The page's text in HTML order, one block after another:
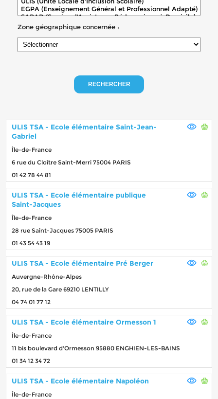
Zone géographique concernée :
RECHERCHER
ULIS TSA - Ecole élémentaire Saint-Jean-
Gabriel
Île-de-France
6 rue du Cloître Saint-Merri 75004 PARIS
01 42 78 44 81
ULIS TSA - Ecole élémentaire publique
Saint-Jacques
Île-de-France
28 rue Saint-Jacques 75005 PARIS
01 43 54 43 19
ULIS TSA - Ecole élémentaire Pré Berger
Auvergne-Rhône-Alpes
20, rue de la Gare 69210 LENTILLY
04 74 01 77 12
ULIS TSA - Ecole élémentaire Ormesson 1
Île-de-France
11 bis boulevard d'Ormesson 95880 ENGHIEN-LES-BAINS
01 34 12 34 72
ULIS TSA - Ecole élémentaire Napoléon
Île-de-France